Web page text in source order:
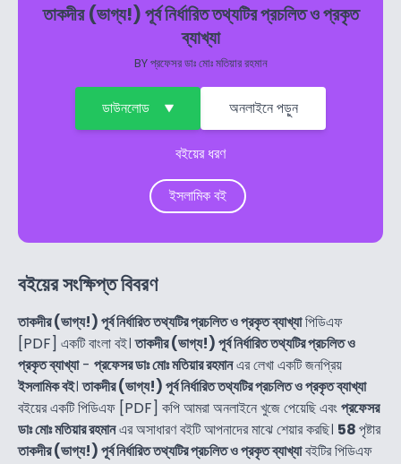
তাকদীর (ভাগ্য!) পূর্ব নির্ধারিত তথ্যটির প্রচলিত ও প্রকৃত
ব্যাখ্যা
BYপ্রফেসর ডাঃ মোঃ মতিয়ার রহমান
ডাউনলোড অনলাইনে পড়ুন
বইয়ের ধরণ
ইসলামিক বই
বইয়ের সংক্ষিপ্ত বিবরণ
তাকদীর (ভাগ্য!) পূর্ব নির্ধারিত তথ্যটির প্রচলিত ও প্রকৃত ব্যাখ্যাপিডিএফ
[PDF] একটি বাংলা বই।তাকদীর (ভাগ্য!) পূর্ব নির্ধারিত তথ্যটির প্রচলিত ও
প্রকৃত ব্যাখ্যা- প্রফেসর ডাঃ মোঃ মতিয়ার রহমানএর লেখা একটি জনপ্রিয়
ইসলামিক বই।তাকদীর (ভাগ্য!) পূর্ব নির্ধারিত তথ্যটির প্রচলিত ও প্রকৃত ব্যাখ্যা
বইয়ের একটি পিডিএফ [PDF] কপি আমরা অনলাইনে খুজে পেয়েছি এবংপ্রফেসর
ডাঃ মোঃ মতিয়ার রহমানএর অসাধারণ বইটি আপনাদের মাঝে শেয়ার করছি। 58পৃষ্টার
তাকদীর (ভাগ্য!) পূর্ব নির্ধারিত তথ্যটির প্রচলিত ও প্রকৃত ব্যাখ্যাবইটির পিডিএফ